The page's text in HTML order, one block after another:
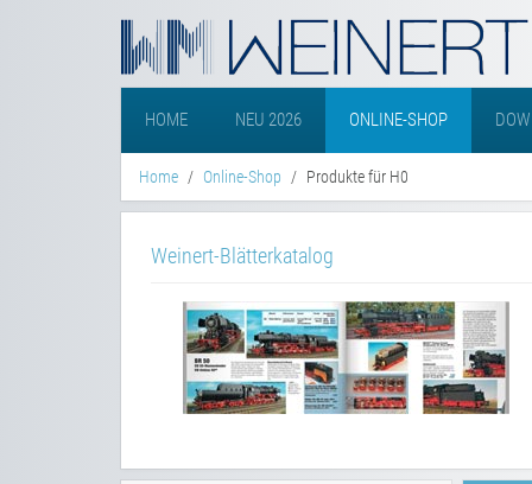
HOME NEU 2026 ONLINE-SHOP
Home Online-Shop Produkte für H0
Weinert-Blätterkatalog